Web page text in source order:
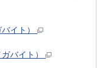
バイト）
ガバイト）